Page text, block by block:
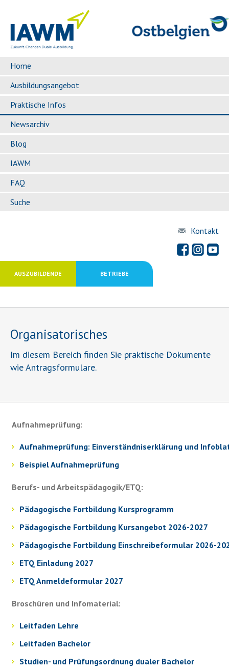
Home
Ausbildungsangebot
Praktische Infos
Newsarchiv
Blog
IAWM
FAQ
Suche
Kontakt
AUSZUBILDENDE BETRIEBE
Organisatorisches
Im diesem Bereich finden Sie praktische Dokumente
wie Antragsformulare.
Aufnahmeprüfung:
Aufnahmeprüfung: Einverständniserklärung und
Beispiel Aufnahmeprüfung
Berufs- und Arbeitspädagogik/ETQ:
Pädagogische Fortbildung Kursprogramm
Pädagogische Fortbildung Kursangebot 2026-2027
Pädagogische Fortbildung Einschreibeformular 2026-
ETQ Einladung 2027
ETQ Anmeldeformular 2027
Broschüren und Infomaterial:
Leitfaden Lehre
Leitfaden Bachelor
Studien- und Prüfungsordnung dualer Bachelor